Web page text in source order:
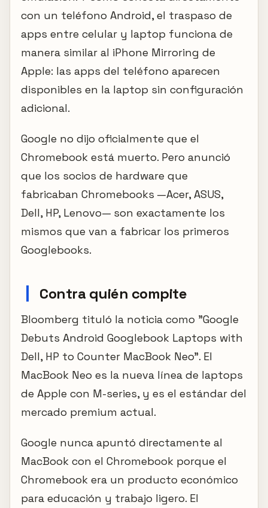
con un teléfono Android, el traspaso de
apps entre celular y laptop funciona de
manera similar al iPhone Mirroring de
Apple: las apps del teléfono aparecen
disponibles en la laptop sin configuración
adicional.
Google no dijo oficialmente que el
Chromebook está muerto. Pero anunció
que los socios de hardware que
fabricaban Chromebooks —Acer, ASUS,
Dell, HP, Lenovo— son exactamente los
mismos que van a fabricar los primeros
Googlebooks.
Contra quién compite
Bloomberg tituló la noticia como "Google
Debuts Android Googlebook Laptops with
Dell, HP to Counter MacBook Neo". El
MacBook Neo es la nueva línea de laptops
de Apple con M-series, y es el estándar del
mercado premium actual.
Google nunca apuntó directamente al
MacBook con el Chromebook porque el
Chromebook era un producto económico
para educación y trabajo ligero. El